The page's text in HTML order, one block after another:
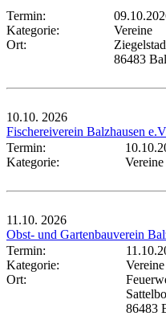
Termin:
Kategorie:
Vereine
Ort:
86483
10.10. 2026
Fischereiverein Balzhausen
Termin:
Kategorie:
Vereine
11.10. 2026
Obst- und Gartenbauverein
Termin:
Kategorie:
Vereine
Ort:
86483